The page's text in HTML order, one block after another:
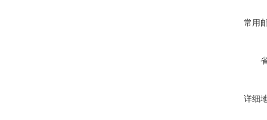
常用
详细